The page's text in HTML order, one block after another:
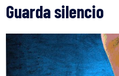
Guarda silencio